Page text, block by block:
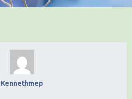
Kennethmep